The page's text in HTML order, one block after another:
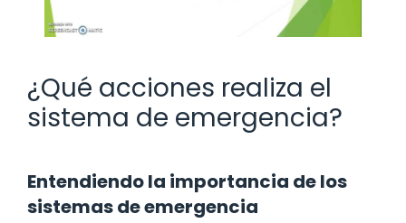
¿Qué acciones realiza el
sistema de emergencia?
Entendiendo la importancia de los
sistemas de emergencia